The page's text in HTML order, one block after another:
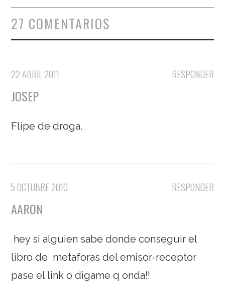
27 COMENTARIOS
RESPONDER
22 ABRIL 2011
JOSEP
Flipe de droga.
RESPONDER
5 OCTUBRE 2010
AARON
hey si alguien sabe donde conseguir el
libro de metaforas del emisor-receptor
pase el link o digame q onda!!